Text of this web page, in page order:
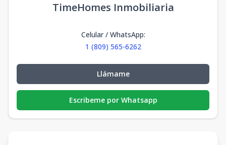
TimeHomes Inmobiliaria
Celular / WhatsApp:
1 (809) 565-6262
Llámame
Escribeme por Whatsapp